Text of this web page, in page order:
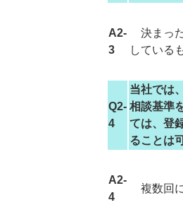
A2-
3
決まっ
している
Q2-
4
当社では
相談基準
ては、登
ることは
A2-
4
複数回